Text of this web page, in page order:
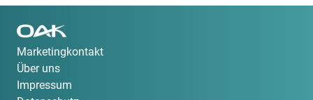
Marketingkontakt
Über uns
Impressum